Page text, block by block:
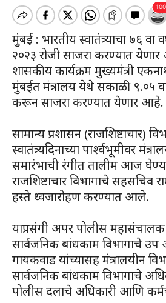
मुंबई : भारतीय स्वातंत्र्याचा ७६ वा
२०२३ रोजी साजरा करण्यात
शासकीय कार्यक्रम मुख्यमंत्री
मुंबईत मंत्रालय येथे सकाळी ९.०५
करून साजरा करण्यात येणार आहे.
सामान्य प्रशासन (राजशिष्टाचार)
स्वातंत्र्यदिनाच्या पार्श्वभूमीवर
समारंभाची रंगीत तालीम आज
राजशिष्टाचार विभागाचे सहसचिव
हस्ते ध्वजारोहण करण्यात आले.
याप्रसंगी अपर पोलीस महासंचालक
सार्वजनिक बांधकाम विभागाचे
गायकवाड यांच्यासह मंत्रालयीन
सार्वजनिक बांधकाम विभागाचे
पोलीस दलाचे अधिकारी आणि